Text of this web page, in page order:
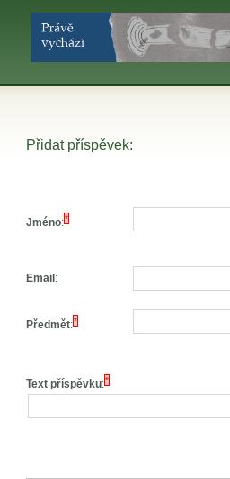
Přidat příspěvek:
Jméno:*
Email :
Předmět:*
Text příspěvku:*